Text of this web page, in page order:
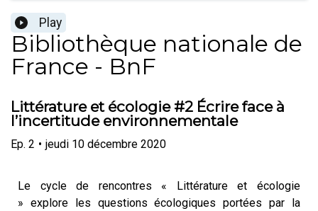
Play
Bibliothèque nationale de
France - BnF
Littérature et écologie #2 Écrire face à
l’incertitude environnementale
Ep. 2 • jeudi 10 décembre 2020
Le cycle de rencontres « Littérature et écologie
» explore les questions écologiques portées par la